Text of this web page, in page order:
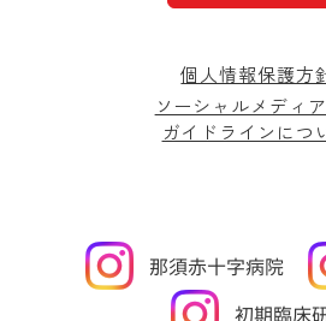
個人情報保護方
ソーシャルメディ
ガイドラインにつ